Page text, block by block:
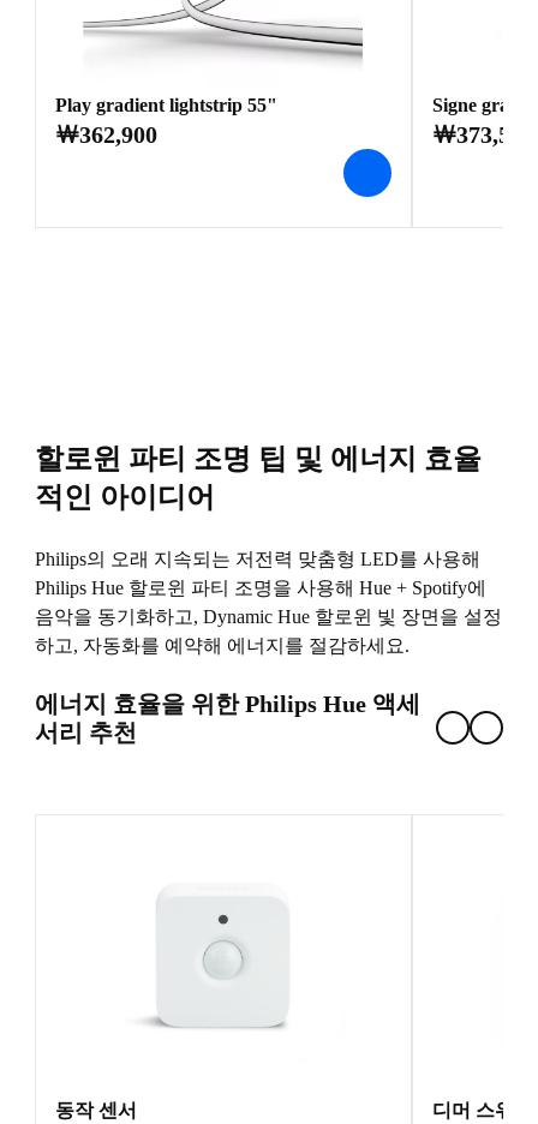
Play gradient lightstrip 55"
￦362,900
Signe
￦373,500
할로윈 파티 조명 팁 및 에너지 효율
적인 아이디어
Philips의 오래 지속되는 저전력 맞춤형 LED를 사용해
Philips Hue 할로윈 파티 조명을 사용해 Hue + Spotify에
음악을 동기화하고, Dynamic Hue 할로윈 빛 장면을 설정
하고, 자동화를 예약해 에너지를 절감하세요.
에너지 효율을 위한 Philips Hue 액세
서리 추천
동작 센서 디머 스위